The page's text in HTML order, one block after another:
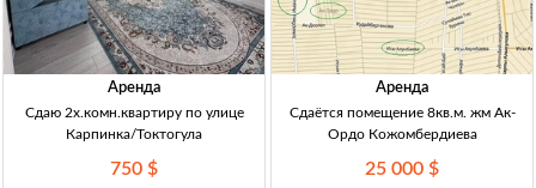
Аренда
Сдаю 2х.комн.квартиру по улице
Карпинка/Токтогула
750 $
Аренда
Сдаётся помещение 8кв.м. жм Ак-
Ордо Кожомбердиева
25 000 $